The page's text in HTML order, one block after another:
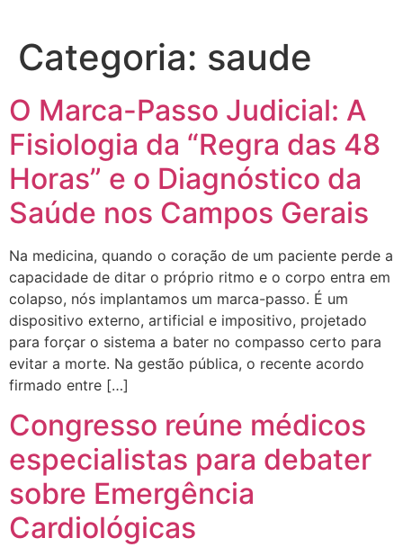
Categoria: saude
O Marca-Passo Judicial: A
Fisiologia da “Regra das 48
Horas” e o Diagnóstico da
Saúde nos Campos Gerais
Na medicina, quando o coração de um paciente perde a
capacidade de ditar o próprio ritmo e o corpo entra em
colapso, nós implantamos um marca-passo. É um
dispositivo externo, artificial e impositivo, projetado
para forçar o sistema a bater no compasso certo para
evitar a morte. Na gestão pública, o recente acordo
firmado entre […]
Congresso reúne médicos
especialistas para debater
sobre Emergência
Cardiológicas